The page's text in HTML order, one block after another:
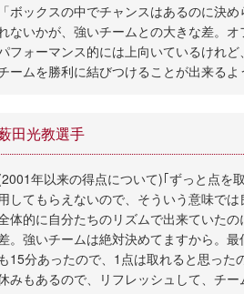
ボックスの中でチャンスはあるのに決
ないかが、強いチームとの大きな差。
フォーマンス的には上向いているけれ
ームを勝利に結びつけることが出来るよ
田光教選手
年以来の得点について)｢ずっと点を
してもらえないので、そういう意味では
体的に自分たちのリズムで出来ていた
。強いチームは絶対決めてますから。
15分あったので、1点は取れると思った
みもあるので、リフレッシュして、チ